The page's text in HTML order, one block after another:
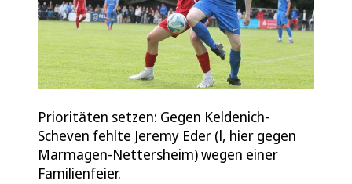
Prioritäten setzen: Gegen Keldenich-
Scheven fehlte Jeremy Eder (l, hier gegen
Marmagen-Nettersheim) wegen einer
Familienfeier.